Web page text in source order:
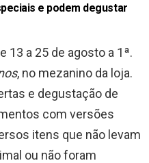
e podem degustar
13 a 25 de agosto a 1ª.
, no mezanino da loja.
e degustação de
com versões
itens que não levam
ou não foram